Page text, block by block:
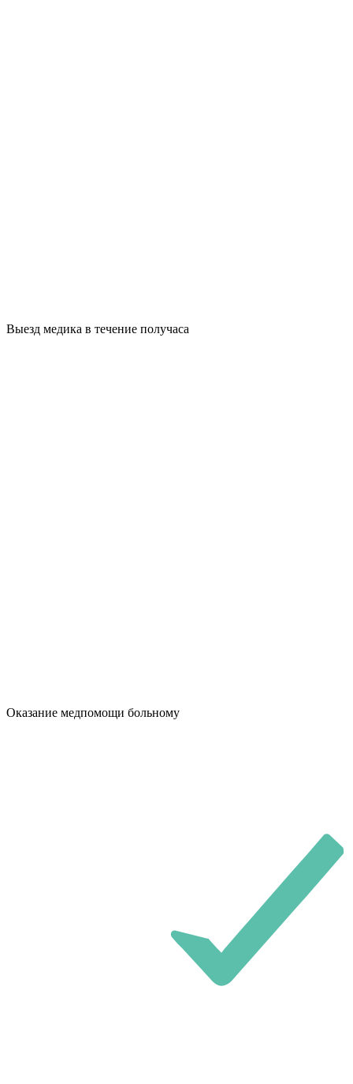
Выезд медика в течение получаса
Оказание медпомощи больному